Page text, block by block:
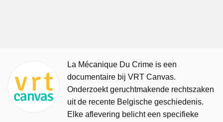
La Mécanique Du Crime is een
documentaire bij VRT Canvas.
Onderzoekt geruchtmakende rechtszaken
uit de recente Belgische geschiedenis.
Elke aflevering belicht een specifieke